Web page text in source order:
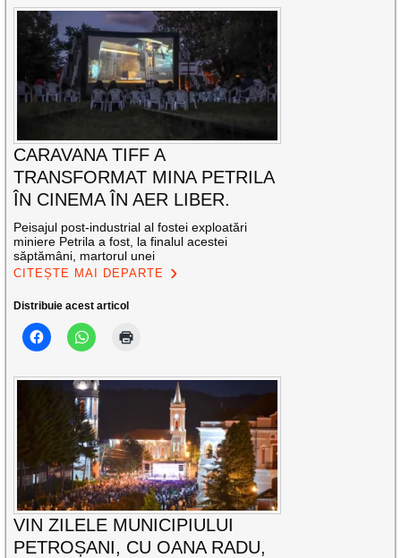
CARAVANA TIFF A
TRANSFORMAT MINA PETRILA
ÎN CINEMA ÎN AER LIBER.
Peisajul post-industrial al fostei exploatări
miniere Petrila a fost, la finalul acestei
săptămâni, martorul unei
CITEȘTE MAI DEPARTE
Distribuie acest articol
VIN ZILELE MUNICIPIULUI
PETROȘANI, CU OANA RADU,